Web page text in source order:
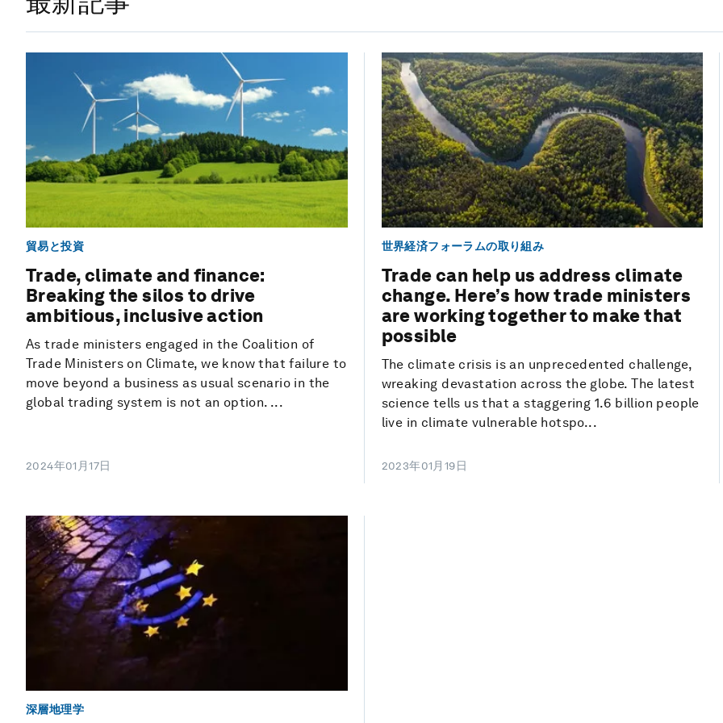
貿易と投資
Trade, climate and finance:
Breaking the silos to drive
ambitious, inclusive action
As trade ministers engaged in the Coalition of
Trade Ministers on Climate, we know that failure to
move beyond a business as usual scenario in the
global trading system is not an option. ...
2024年01月17日
世界経済フォーラムの取り組み
Trade can help us address climate
change. Here’s how trade ministers
are working together to make that
possible
The climate crisis is an unprecedented challenge,
wreaking devastation across the globe. The latest
science tells us that a staggering 1.6 billion people
live in climate vulnerable hotspo...
2023年01月19日
深層地理学